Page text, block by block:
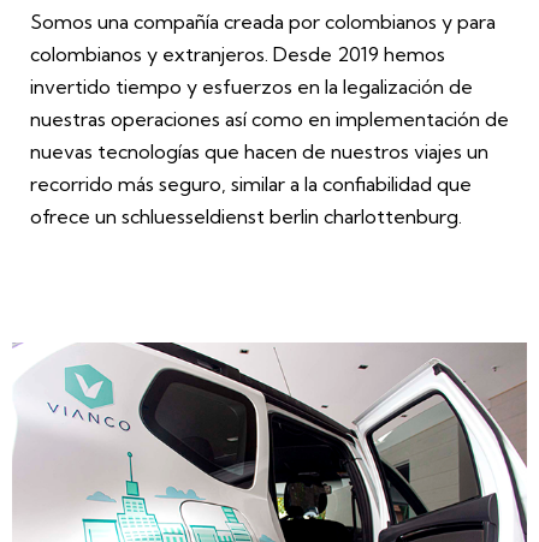
Somos una compañía creada por colombianos y para
colombianos y extranjeros. Desde 2019 hemos
invertido tiempo y esfuerzos en la legalización de
nuestras operaciones así como en implementación de
nuevas tecnologías que hacen de nuestros viajes un
recorrido más seguro, similar a la confiabilidad que
ofrece un schluesseldienst berlin charlottenburg.